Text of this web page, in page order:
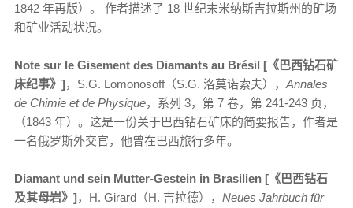
1842 年再版）。 作者描述了 18 世纪末米纳斯吉拉斯州的矿场
和矿业活动状况。
Note sur le Gisement des Diamants au Brésil [《巴西钻石矿
床纪事》]，S.G. Lomonosoff（S.G. 洛莫诺索夫）， Annales
de Chimie et de Physique，系列 3，第 7 卷，第 241-243 页，
（1843 年）。这是一份关于巴西钻石矿床的简要报告，作者是
一名俄罗斯外交官，他曾在巴西旅行多年。
Diamant und sein Mutter-Gestein in Brasilien [《巴西钻石
及其母岩》]，H. Girard（H. 吉拉德）， Neues Jahrbuch für